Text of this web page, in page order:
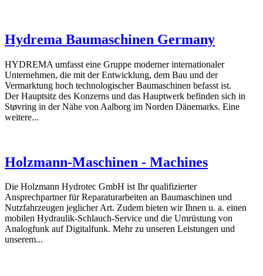
Hydrema Baumaschinen Germany
HYDREMA umfasst eine Gruppe moderner internationaler
Unternehmen, die mit der Entwicklung, dem Bau und der
Vermarktung hoch technologischer Baumaschinen befasst ist.
Der Hauptsitz des Konzerns und das Hauptwerk befinden sich in
Støvring in der Nähe von Aalborg im Norden Dänemarks. Eine
weitere...
Holzmann-Maschinen - Machines
Die Holzmann Hydrotec GmbH ist Ihr qualifizierter
Ansprechpartner für Reparaturarbeiten an Baumaschinen und
Nutzfahrzeugen jeglicher Art. Zudem bieten wir Ihnen u. a. einen
mobilen Hydraulik-Schlauch-Service und die Umrüstung von
Analogfunk auf Digitalfunk. Mehr zu unseren Leistungen und
unserem...